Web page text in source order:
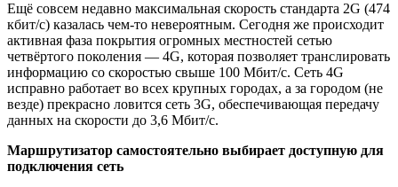
Ещё совсем недавно максимальная скорость стандарта 2G (474
кбит/с) казалась чем-то невероятным. Сегодня же происходит
активная фаза покрытия огромных местностей сетью
четвёртого поколения — 4G, которая позволяет транслировать
информацию со скоростью свыше 100 Мбит/с. Сеть 4G
исправно работает во всех крупных городах, а за городом (не
везде) прекрасно ловится сеть 3G, обеспечивающая передачу
данных на скорости до 3,6 Мбит/с.
Маршрутизатор самостоятельно выбирает доступную для
подключения сеть